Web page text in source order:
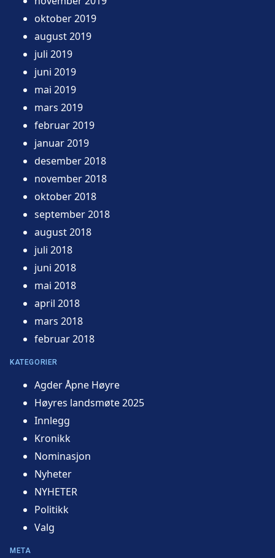
oktober 2019
august 2019
juli 2019
juni 2019
mai 2019
mars 2019
februar 2019
januar 2019
desember 2018
november 2018
oktober 2018
september 2018
august 2018
juli 2018
juni 2018
mai 2018
april 2018
mars 2018
februar 2018
KATEGORIER
Agder Åpne Høyre
Høyres landsmøte 2025
Innlegg
Kronikk
Nominasjon
Nyheter
NYHETER
Politikk
Valg
META